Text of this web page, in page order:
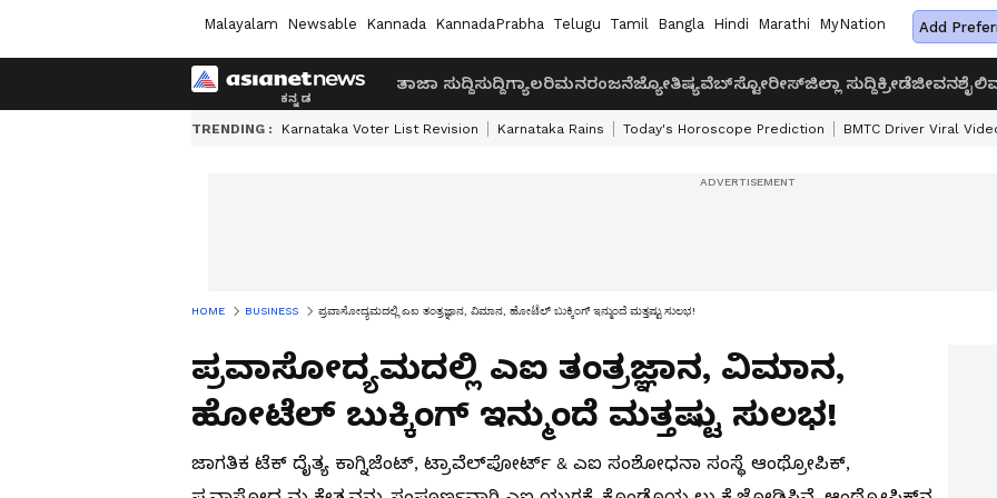
Malayalam Newsable Kannada KannadaPrabha Telugu Tamil Bangla Hindi Marathi MyNation Add
ತಾಜಾ ಸುದ್ದಿಸುದ್ದಿಗ್ಯಾಲರಿಮನರಂಜನೆಜ್ಯೋತಿಷ್ಯವೆಬ್‌ಸ್ಟೋರೀಸ್ಜಿಲ್ಲಾ ಸುದ್ದಿಕ್ರೀಡೆಜೀವನಶೈಲಿ
TRENDING : Karnataka Voter List Revision Karnataka Rains Today's Horoscope Prediction BMTC Driver Viral
HOME BUSINESS ಪ್ರವಾಸೋದ್ಯಮದಲ್ಲಿ ಎಐ ತಂತ್ರಜ್ಞಾನ, ವಿಮಾನ, ಹೋಟೆಲ್ ಬುಕ್ಕಿಂಗ್ ಇನ್ಮುಂದೆ ಮತ್ತಷ್ಟು ಸುಲಭ!
ಪ್ರವಾಸೋದ್ಯಮದಲ್ಲಿ ಎಐ ತಂತ್ರಜ್ಞಾನ, ವಿಮಾನ,
ಹೋಟೆಲ್ ಬುಕ್ಕಿಂಗ್ ಇನ್ಮುಂದೆ ಮತ್ತಷ್ಟು ಸುಲಭ!
ಜಾಗತಿಕ ಟೆಕ್ ದೈತ್ಯ ಕಾಗ್ನಿಜೆಂಟ್, ಟ್ರಾವೆಲ್‌ಪೋರ್ಟ್ & ಎಐ ಸಂಶೋಧನಾ ಸಂಸ್ಥೆ ಆಂಥ್ರೋಪಿಕ್,